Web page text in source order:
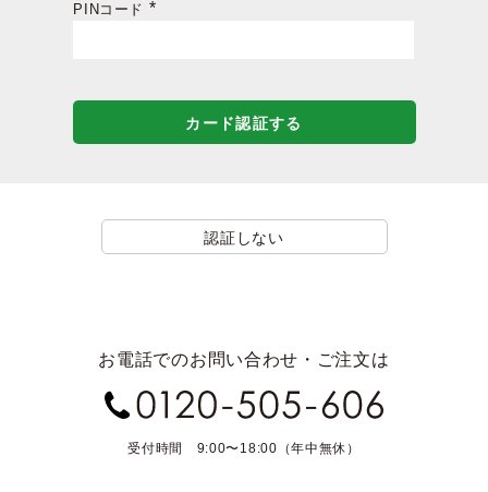
PINコード
カード認証する
認証しない
お電話でのお問い合わせ・ご注文は
受付時間 9:00〜18:00（年中無休）